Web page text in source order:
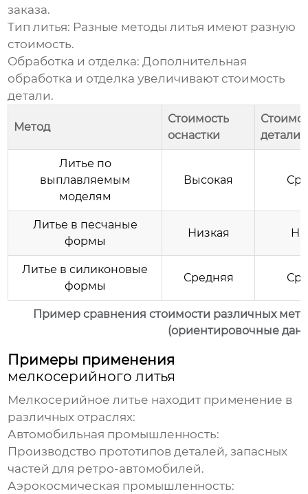
заказа.
Тип литья: Разные методы литья имеют разную
стоимость.
Обработка и отделка: Дополнительная
обработка и отделка увеличивают стоимость
детали.
Пример сравнения стоимости различных
(ориентировочные
Метод
Стоимость
оснастки
детали
Литье по
выплавляемым
моделям
Высокая
Литье в песчаные
формы
Низкая
Литье в силиконовые
формы
Средняя
Примеры применения
мелкосерийного литья
Мелкосерийное литье находит применение в
различных отраслях:
Автомобильная промышленность:
Производство прототипов деталей, запасных
частей для ретро-автомобилей.
Аэрокосмическая промышленность: